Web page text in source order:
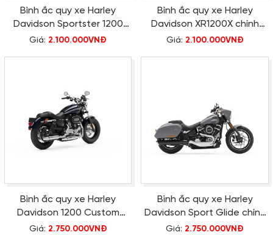
Bình ắc quy xe Harley
Davidson Sportster 1200
chính hãng
Giá: 2.100.000VNĐ
Bình ắc quy xe Harley
Davidson XR1200X chính
hãng
Giá: 2.100.000VNĐ
Bình ắc quy xe Harley
Davidson 1200 Custom
chính hãng
Giá: 2.750.000VNĐ
Bình ắc quy xe Harley
Davidson Sport Glide chính
hãng
Giá: 2.750.000VNĐ